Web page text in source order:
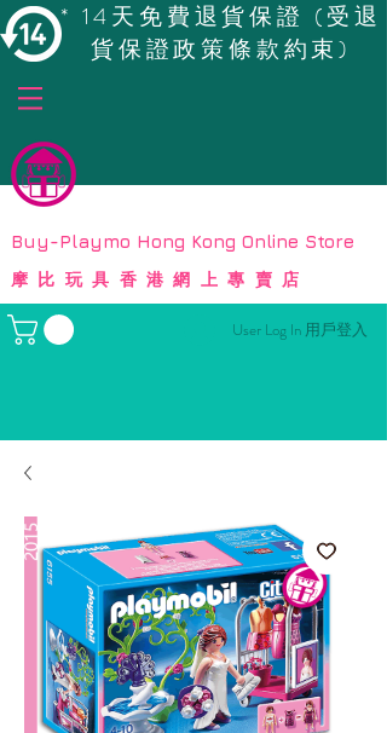
* 14天免費退貨保證 (受退
貨保證政策條款約束)
© Copyright
Buy-Playmo Hong Kong Online Store
摩比玩具香港網上專賣店
User Log In 用戶登入